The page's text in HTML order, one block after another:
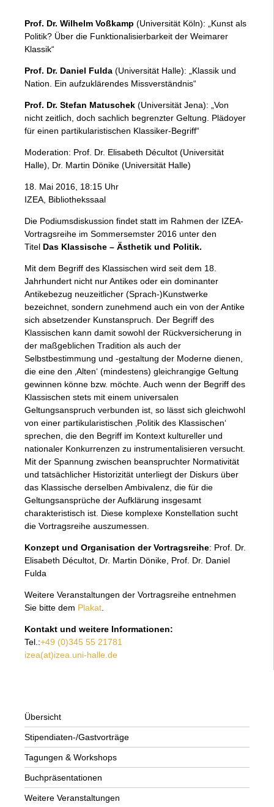
Prof. Dr. Wilhelm Voßkamp (Universität Köln): „Kunst als
Politik? Über die Funktionalisierbarkeit der Weimarer
Klassik“
Prof. Dr. Daniel Fulda (Universität Halle): „Klassik und
Nation. Ein aufzuklärendes Missverständnis“
Prof. Dr. Stefan Matuschek (Universität Jena): „Von
nicht zeitlich, doch sachlich begrenzter Geltung. Plädoyer
für einen partikularistischen Klassiker-Begriff“
Moderation: Prof. Dr. Elisabeth Décultot (Universität
Halle), Dr. Martin Dönike (Universität Halle)
18. Mai 2016, 18:15 Uhr
IZEA, Bibliothekssaal
Die Podiumsdiskussion findet statt im Rahmen der IZEA-
Vortragsreihe im Sommersemster 2016 unter den
Titel Das Klassische – Ästhetik und Politik.
Mit dem Begriff des Klassischen wird seit dem 18.
Jahrhundert nicht nur Antikes oder ein dominanter
Antikebezug neuzeitlicher (Sprach-)Kunstwerke
bezeichnet, sondern zunehmend auch ein von der Antike
sich absetzender Kunstanspruch. Der Begriff des
Klassischen kann damit sowohl der Rückversicherung in
der maßgeblichen Tradition als auch der
Selbstbestimmung und ‑gestaltung der Moderne dienen,
die eine den ‚Alten‘ (mindestens) gleichrangige Geltung
gewinnen könne bzw. möchte. Auch wenn der Begriff des
Klassischen stets mit einem universalen
Geltungsanspruch verbunden ist, so lässt sich gleichwohl
von einer partikularistischen ‚Politik des Klassischen‘
sprechen, die den Begriff im Kontext kultureller und
nationaler Konkurrenzen zu instrumentalisieren versucht.
Mit der Spannung zwischen beanspruchter Normativität
und tatsächlicher Historizität unterliegt der Diskurs über
das Klassische derselben Ambivalenz, die für die
Geltungsansprüche der Aufklärung insgesamt
charakteristisch ist. Diese komplexe Konstellation sucht
die Vortragsreihe auszumessen.
Konzept und Organisation der Vortragsreihe: Prof. Dr.
Elisabeth Décultot, Dr. Martin Dönike, Prof. Dr. Daniel
Fulda
Weitere Veranstaltungen der Vortragsreihe entnehmen
Sie bitte dem Plakat
Kontakt und weitere Informationen:
Tel.:+49 (0)345 55 21781
izea(at)izea.uni-halle.de
Übersicht
Stipendiaten-/Gastvorträge
Tagungen & Workshops
Buchpräsentationen
Weitere Veranstaltungen